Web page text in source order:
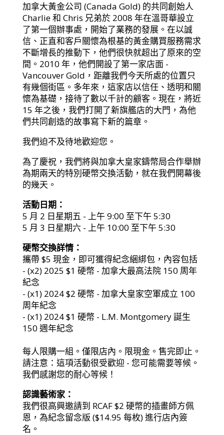
加拿大黃金公司 (Canada Gold) 的共同創始人
Charlie 和 Chris 兄弟於 2008 年在溫哥華設立
了第一個辦事處，開始了業務的發展。在以誠
信、正直和客戶關懷為根基的黃金購買服務需求
不斷增長的推動下，他們很快就超出了原來的空
間。2010 年，他們開設了第一家店面 -
Vancouver Gold，距離我們今天所處的位置只
有幾個街區。多年來，這家店以信任、透明和關
懷為基礎，接待了數以千計的顧客。現在，將近
15 年之後，我們打開了新旗艦店的大門，為他
們共同創造的故事寫下新的篇章。
我們迫不及待地歡迎您。
為了慶祝，我們將與加拿大皇家鑄幣局合作舉辦
為期兩天的特別硬幣交換活動，就在我們開幕後
的幾天。
活動日期：
5 月 2 日星期五 - 上午 9:00 至下午 5:30
5 月 3 日星期六 - 上午 10:00 至下午 5:30
硬幣交換詳情：
攜帶 $5 現金，即可獲得紀念綑綁包，內容包括
- (x2) 2025 $1 硬幣 - 加拿大最高法院 150 周年
紀念
- (x1) 2024 $2 硬幣 - 加拿大皇家空軍成立 100
周年紀念
- (x1) 2024 $1 硬幣 - L.M. Montgomery 誕生
150 週年紀念
每人限購一組。僅限店內。限現金。售完即止。
請注意：這項活動很受歡迎 - 您可能需要等候。
我們感謝您的耐心等候！
認識藝術家：
我們很高興邀請到 RCAF $2 硬幣的插畫師方佩
恩，為紀念留念版 ($14.95 每枚) 進行店內簽
名。